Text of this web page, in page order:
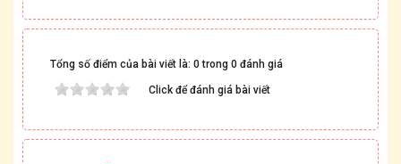
Tổng số điểm của bài viết là: 0 trong 0 đánh giá
Click để đánh giá bài viết